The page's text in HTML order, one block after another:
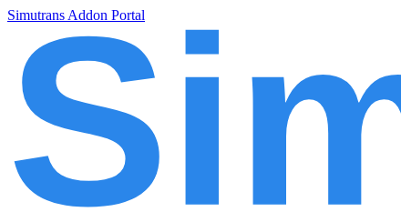
Simutrans Addon Portal